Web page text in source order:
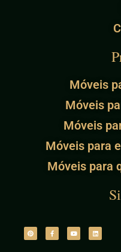
Móveis
Móveis
Móveis
Móveis para
Móveis para